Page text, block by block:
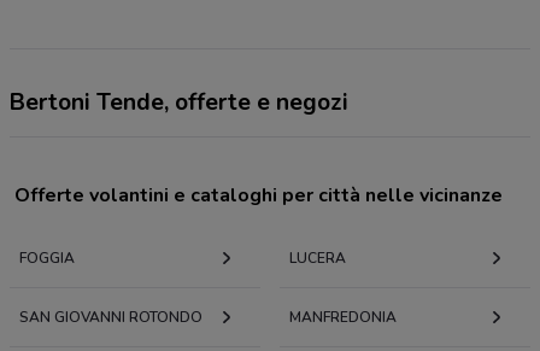
Bertoni Tende, offerte e negozi
Offerte volantini e cataloghi per città nelle vicinanze
FOGGIA LUCERA
SAN GIOVANNI ROTONDO MANFREDONIA